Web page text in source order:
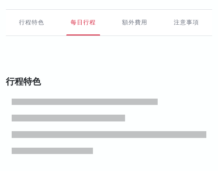
行程特色 每日行程 額外費用 注意事項
行程特色